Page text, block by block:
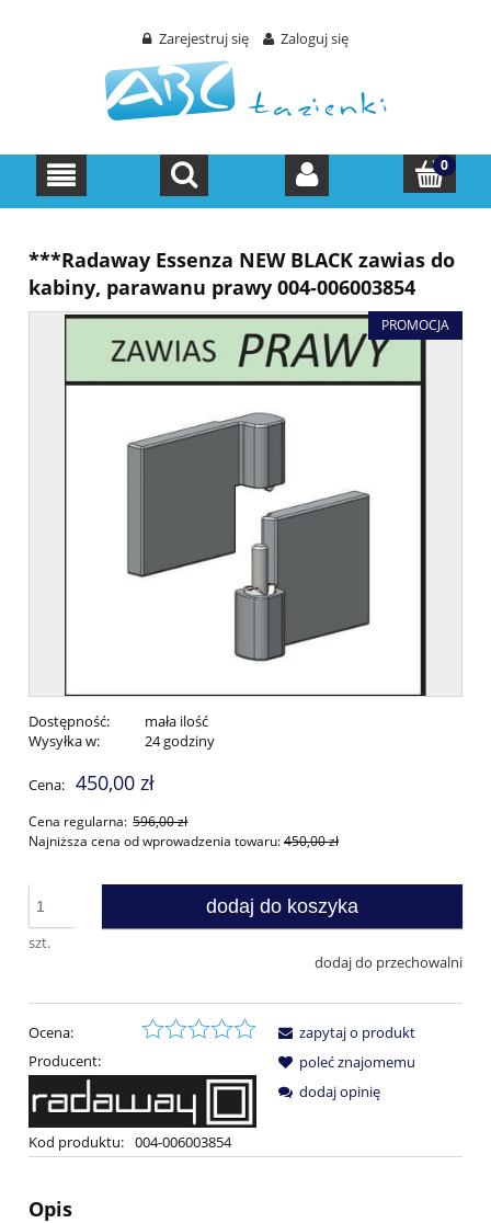
Zarejestruj się Zaloguj się
***Radaway Essenza NEW BLACK zawias do
kabiny, parawanu prawy 004-006003854
PROMOCJA
Dostępność:
mała ilość
Wysyłka w:
24 godziny
Cena: 450,00 zł
Cena regularna: 596,00 zł
Najniższa cena od wprowadzenia towaru:450,00 zł
szt.
dodaj do koszyka
dodaj do przechowalni
Ocena:
Producent:
Kod produktu: 004-006003854
zapytaj o produkt
poleć znajomemu
dodaj opinię
Opis